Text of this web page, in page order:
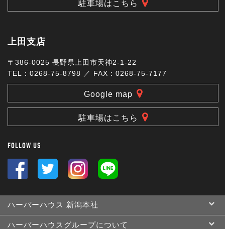
駐車場はこちら
上田支店
〒386-0025 長野県上田市天神2-1-22
TEL：0268-75-8798 ／ FAX：0268-75-7177
Google map
駐車場はこちら
FOLLOW US
ハーバーハウス 新潟本社
ハーバーハウスグループについて